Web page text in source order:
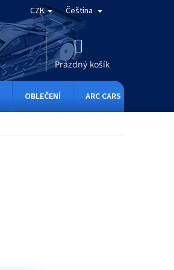
CZK Čeština
KOŠÍK
Prázdný košík
OBLEČENÍ ARC CARS